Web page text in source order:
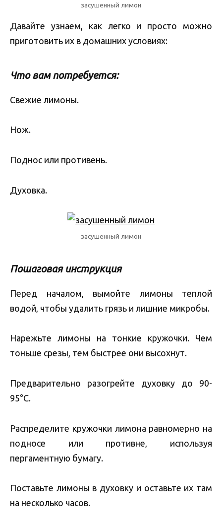
засушенный лимон
Давайте узнаем, как легко и просто можно
приготовить их в домашних условиях:
Что вам потребуется:
Свежие лимоны.
Нож.
Поднос или противень.
Духовка.
засушенный лимон
Пошаговая инструкция
Перед началом, вымойте лимоны теплой
водой, чтобы удалить грязь и лишние микробы.
Нарежьте лимоны на тонкие кружочки. Чем
тоньше срезы, тем быстрее они высохнут.
Предварительно разогрейте духовку до 90-
95°C.
Распределите кружочки лимона равномерно на
подносе или противне, используя
пергаментную бумагу.
Поставьте лимоны в духовку и оставьте их там
на несколько часов.